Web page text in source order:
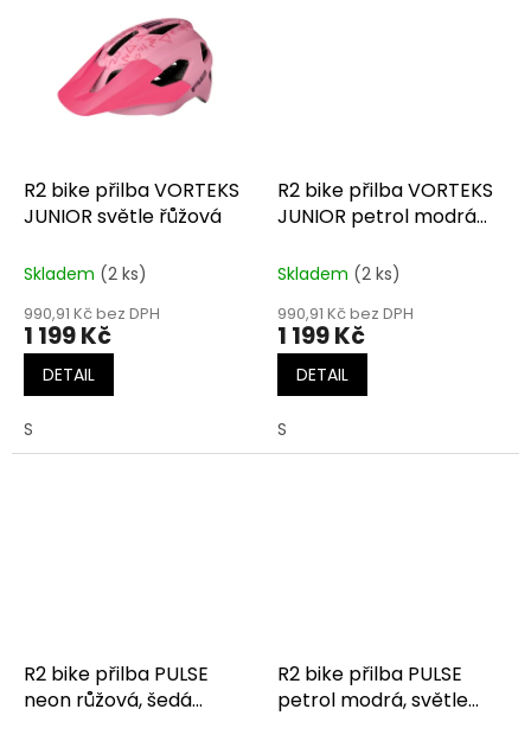
R2 bike přilba VORTEKS
JUNIOR světle řůžová
Skladem (2 ks)
990,91 Kč bez DPH
1 199 Kč
DETAIL
S
R2 bike přilba VORTEKS
JUNIOR petrol modrá
Skladem (2 ks)
990,91 Kč bez DPH
1 199 Kč
DETAIL
S
R2 bike přilba PULSE
neon růžová, šedá
R2 bike přilba PULSE
petrol modrá, světle